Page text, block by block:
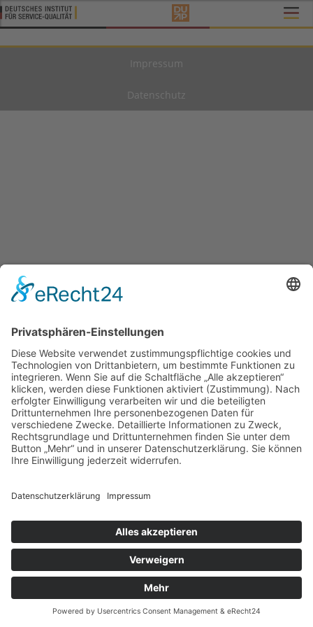
Impressum
Datenschutz